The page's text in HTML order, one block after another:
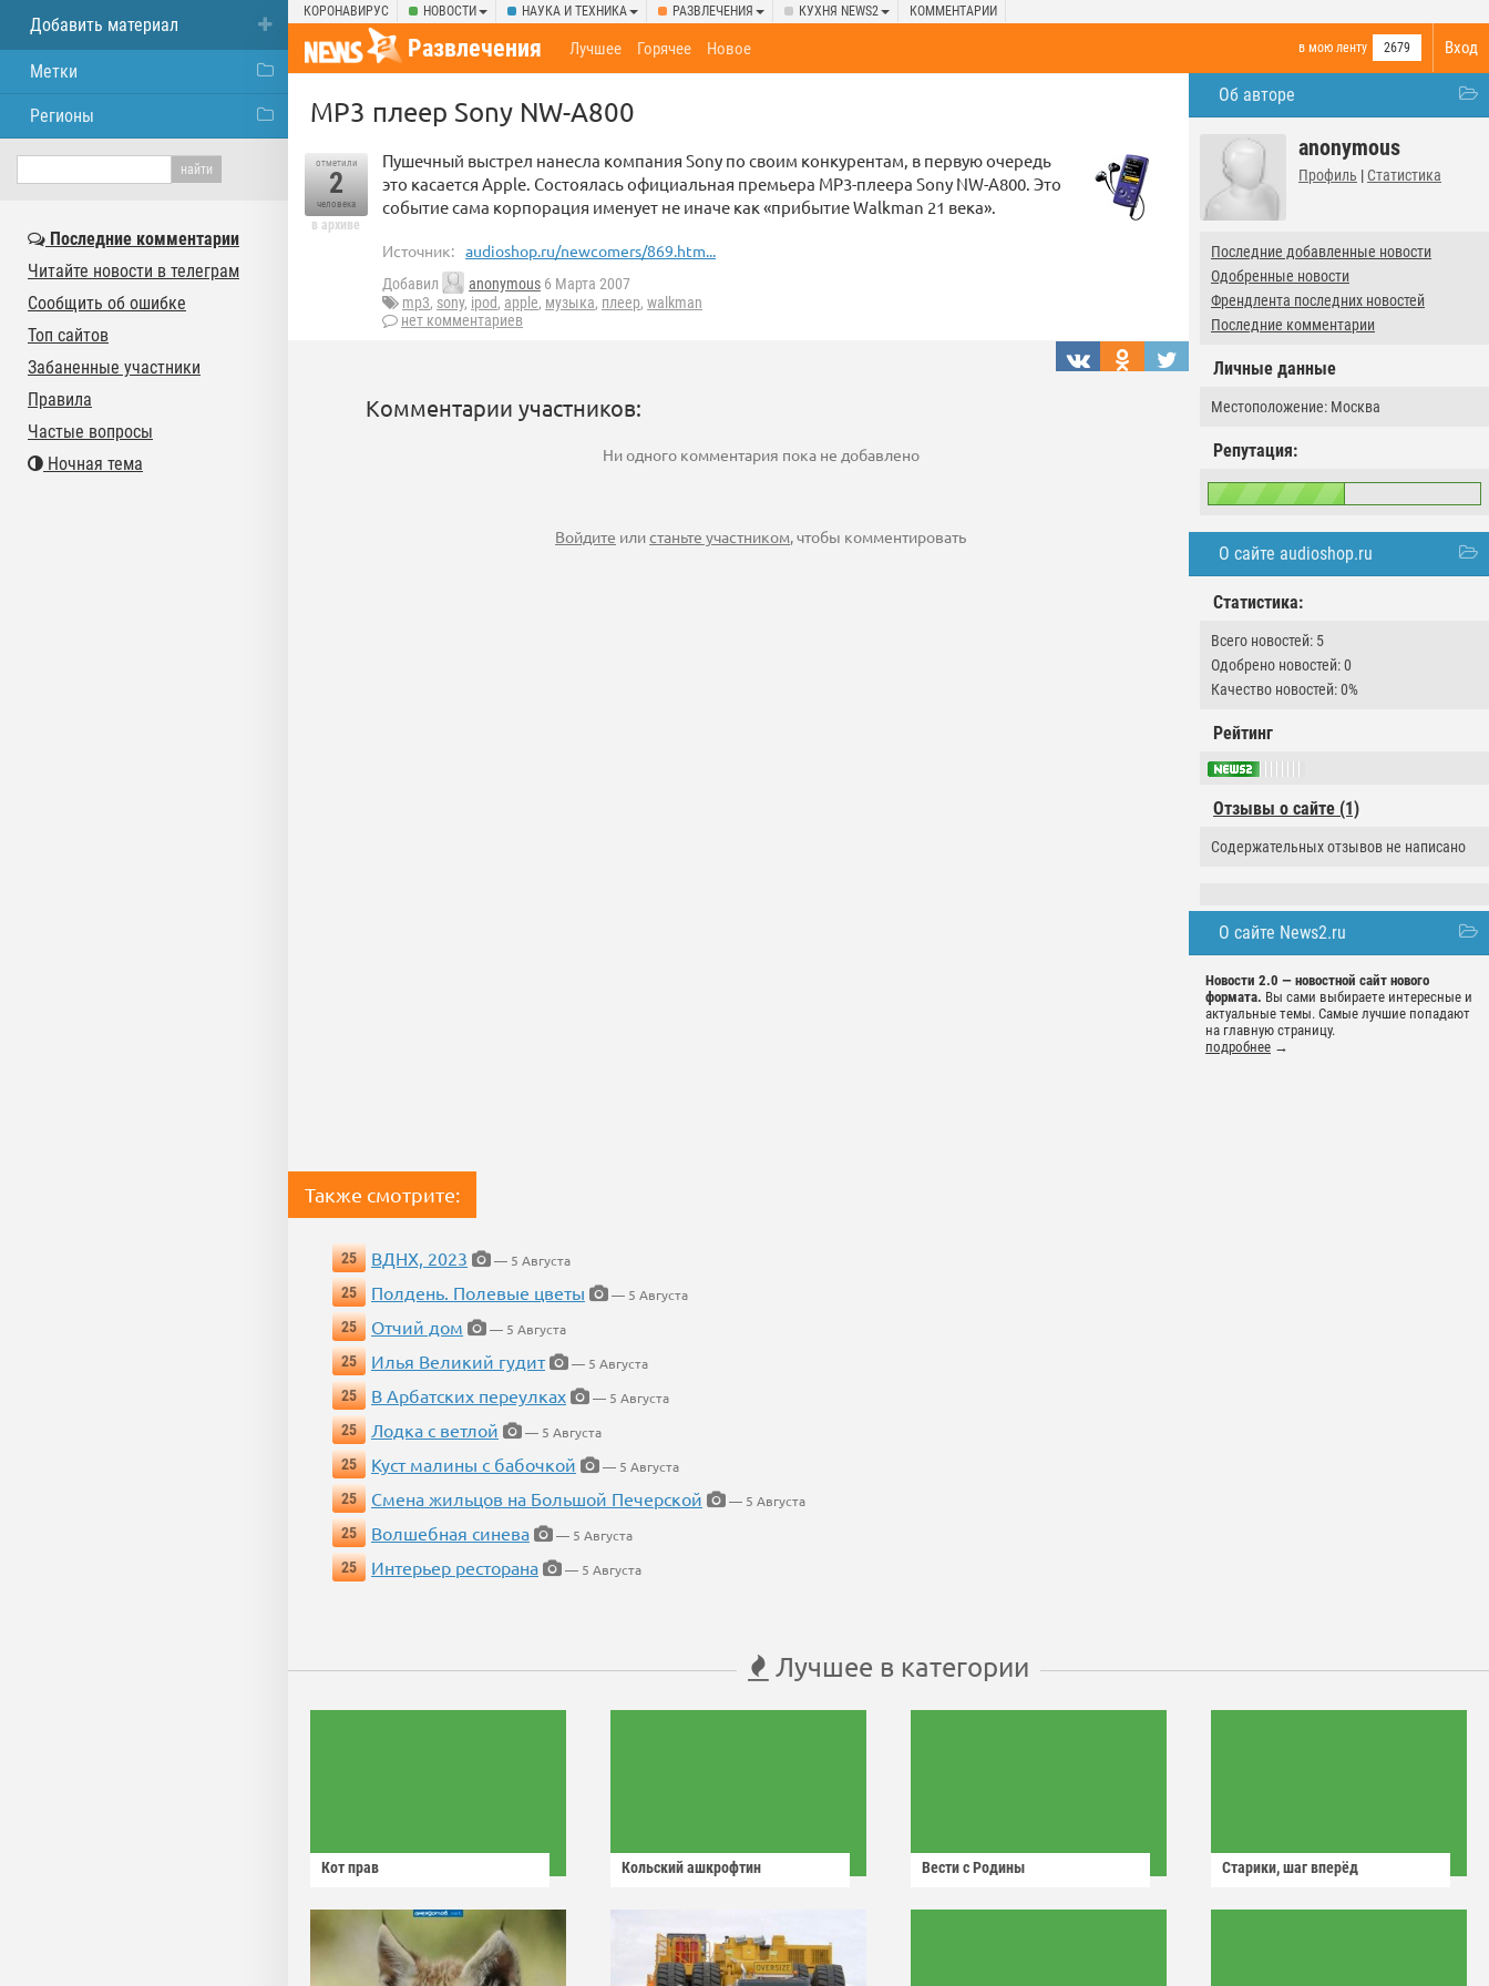
КОРОНАВИРУС НОВОСТИ НАУКА И ТЕХНИКА РАЗВЛЕЧЕНИЯ КУХНЯ NEWS2 КОММЕНТАРИИ
Вход
Развлечения в мою ленту 2679
Лучшее Горячее Новое
Об авторе
anonymous
Профиль | Статистика
Последние добавленные новости
Одобренные новости
Френдлента последних новостей
Последние комментарии
Личные данные
Местоположение: Москва
Репутация:
О сайте audioshop.ru
Статистика:
Всего новостей: 5
Одобрено новостей: 0
Качество новостей: 0%
Рейтинг
Отзывы о сайте (1)
Содержательных отзывов не написано
О сайте News2.ru
Новости 2.0 — новостной сайт нового
формата. Вы сами выбираете интересные и
актуальные темы. Самые лучшие попадают
на главную страницу.
подробнее →
MP3 плеер Sony NW-A800
отметили
2
человека
в архиве
Пушечный выстрел нанесла компания Sony по своим конкурентам, в первую очередь
это касается Apple. Состоялась официальная премьера MP3-плеера Sony NW-A800. Это
событие сама корпорация именует не иначе как «прибытие Walkman 21 века».
Источник: audioshop.ru/newcomers/869.htm...
Добавил anonymous 6 Марта 2007
mp3, sony, ipod, apple, музыка, плеер, walkman
нет комментариев
Комментарии участников:
Ни одного комментария пока не добавлено
Войдите илистаньте участником, чтобы комментировать
Также смотрите:
25 ВДНХ, 2023
— 5 Августа
25
Полдень. Полевые цветы
— 5 Августа
25
Отчий дом
— 5 Августа
25
Илья Великий гудит
— 5 Августа
25
В Арбатских переулках
— 5 Августа
25
Лодка с ветлой
— 5 Августа
25
Куст малины с бабочкой
— 5 Августа
25
Смена жильцов на Большой Печерской
— 5 Августа
25
Волшебная синева
— 5 Августа
25
Интерьер ресторана — 5 Августа
Лучшее в категории
Кот прав Кольский ашкрофтин Вести с Родины Старики, шаг вперёд
Добавить материал
Метки
Регионы
Последние комментарии
Читайте новости в телеграм
Сообщить об ошибке
Топ сайтов
Забаненные участники
Правила
Частые вопросы
Ночная тема